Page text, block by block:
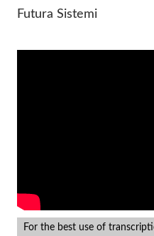
Futura Sistemi
For the best use of